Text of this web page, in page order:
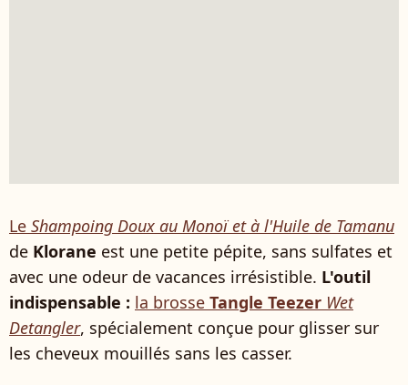
Le Shampoing Doux au Monoï et à l'Huile de Tamanu
de Klorane est une petite pépite, sans sulfates et
avec une odeur de vacances irrésistible. L'outil
indispensable : la brosse Tangle Teezer Wet
Detangler, spécialement conçue pour glisser sur
les cheveux mouillés sans les casser.